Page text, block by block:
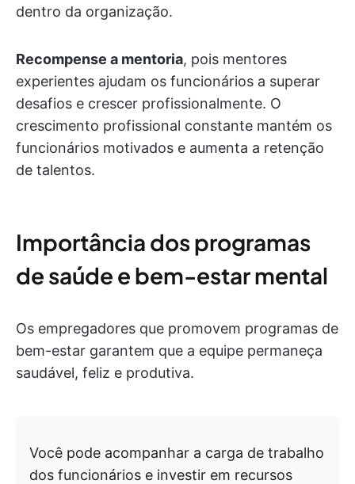
dentro da organização.
Recompense a mentoria, pois mentores
experientes ajudam os funcionários a superar
desafios e crescer profissionalmente. O
crescimento profissional constante mantém os
funcionários motivados e aumenta a retenção
de talentos.
Importância dos programas
de saúde e bem-estar mental
Os empregadores que promovem programas de
bem-estar garantem que a equipe permaneça
saudável, feliz e produtiva.
Você pode acompanhar a carga de trabalho
dos funcionários e investir em recursos